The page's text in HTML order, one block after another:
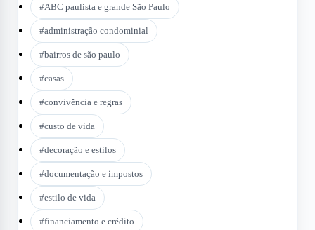
#ABC paulista e grande São Paulo
#administração condominial
#bairros de são paulo
#casas
#convivência e regras
#custo de vida
#decoração e estilos
#documentação e impostos
#estilo de vida
#financiamento e crédito